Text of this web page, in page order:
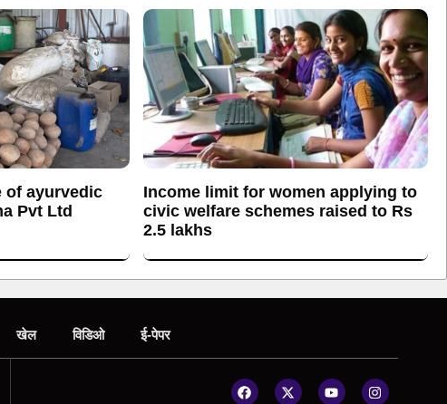
of ayurvedic
Pvt Ltd
Income limit for women applying to
civic welfare schemes raised to Rs
2.5 lakhs
खेल विडिओ ई-पेपर